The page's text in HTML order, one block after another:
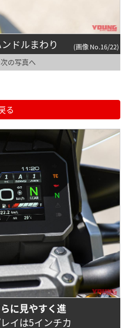
ドルまわり (画像 No.16/22)
の写真へ
る
に見やすく進
イは5インチカ